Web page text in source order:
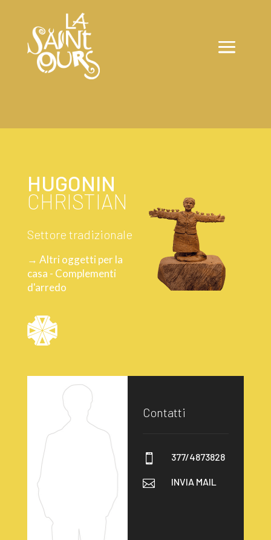
HUGONIN
CHRISTIAN
Settore tradizionale
→ Altri oggetti per la
casa - Complementi
d'arredo
Contatti
 377/4873828
 INVIA MAIL